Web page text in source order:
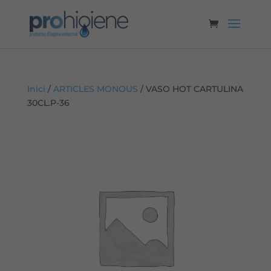
Inici / ARTICLES MONOUS / VASO HOT CARTULINA
30CL.P-36